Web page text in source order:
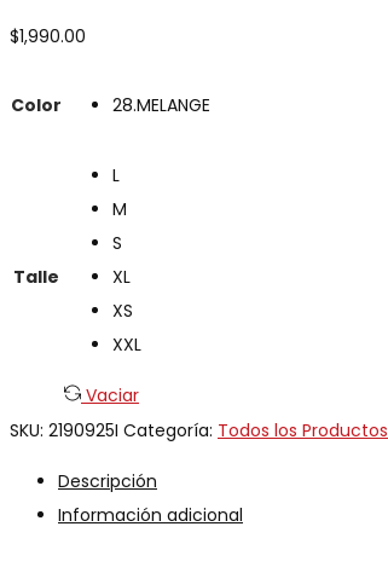
$1,990.00
Color 28.MELANGE
Talle
L
M
S
XL
XS
XXL
Vaciar
SKU: 2190925I Categoría: Todos los Productos
Descripción
Información adicional